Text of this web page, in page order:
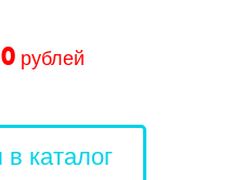
рублей
в каталог